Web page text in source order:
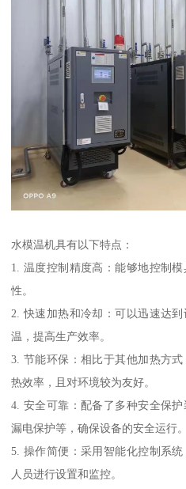
水模温机具有以下特点：
1. 温度控制精度高：能够地控制
性。
2. 快速加热和冷却：可以迅速达
温，提高生产效率。
3. 节能环保：相比于其他加热方
热效率，且对环境较为友好。
4. 安全可靠：配备了多种安全保
漏电保护等，确保设备的安全运行。
5. 操作简便：采用智能化控制系
人员进行设置和监控。